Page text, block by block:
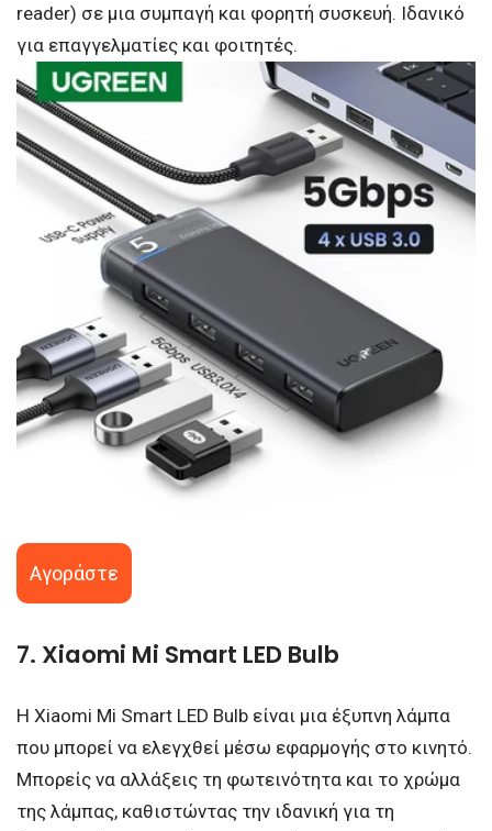
reader) σε μια συμπαγή και φορητή συσκευή. Ιδανικό
για επαγγελματίες και φοιτητές.
Αγοράστε
7. Xiaomi Mi Smart LED Bulb
Η Xiaomi Mi Smart LED Bulb είναι μια έξυπνη λάμπα
που μπορεί να ελεγχθεί μέσω εφαρμογής στο κινητό.
Μπορείς να αλλάξεις τη φωτεινότητα και το χρώμα
της λάμπας, καθιστώντας την ιδανική για τη